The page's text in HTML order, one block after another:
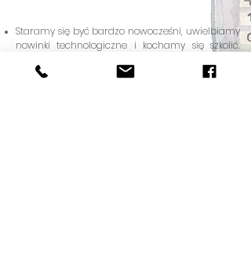
Staramy się być bardzo nowocześni, uwielbiamy
nowinki technologiczne i kochamy się szkolić.
czasie to nasz konik. Kiedy tylko dzieje się coś